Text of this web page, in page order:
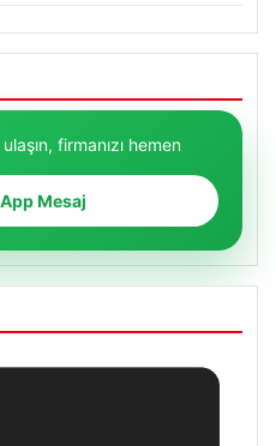
firmanızı hemen
Mesaj